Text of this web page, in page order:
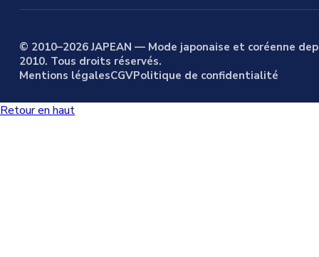
© 2010–2026 JAPEAN — Mode japonaise et coréenne
2010. Tous droits réservés.
Mentions légalesCGVPolitique de confidentialité
Retour en haut